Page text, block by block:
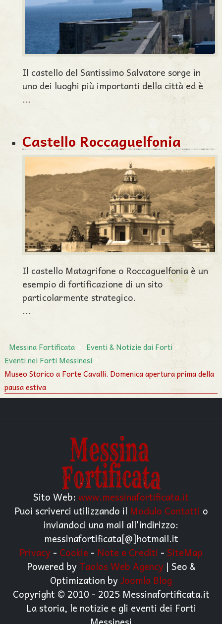
Il castello del Santissimo Salvatore sorge in
uno dei luoghi più importanti della città ed è
...
Castello Roccaguelfonia
Il castello Matagrifone o Roccaguelfonia è un
esempio di fortificazione di un sito
particolarmente strategico.
...
Messina Fortificata
Eventi & Notizie dai Forti
Eventi nei Forti Messinesi
Museo Storico a Forte Cavalli. Domenica apertura prima della
pausa estiva
Sito Web: www.messinafortificata.it
Puoi scriverci utilizzando il Modulo Contatti o
inviandoci una mail all'indirizzo:
messinafortificata[@]hotmail.it
Privacy - Cookie - Note e Crediti - SiteMap
Powered byTaolos Web Agency| Seo &
Optimization byJoomla Blog
Copyright © 2010 - 2025 Messinafortificata.it
La storia, le notizie e gli eventi dei Forti